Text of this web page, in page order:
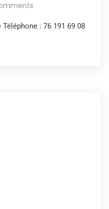
: 76 191 69 08